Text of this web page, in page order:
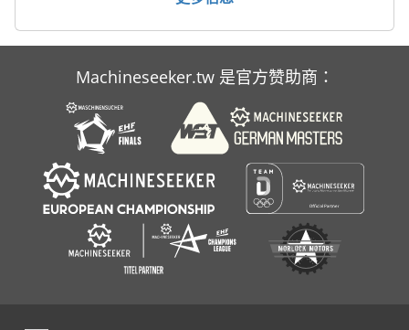
退 火炉
Machineseeker.tw 是官方赞助商：